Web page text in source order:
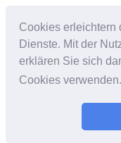
Cookies erleichtern
Dienste. Mit der
erklären Sie sich
Cookies verwenden.